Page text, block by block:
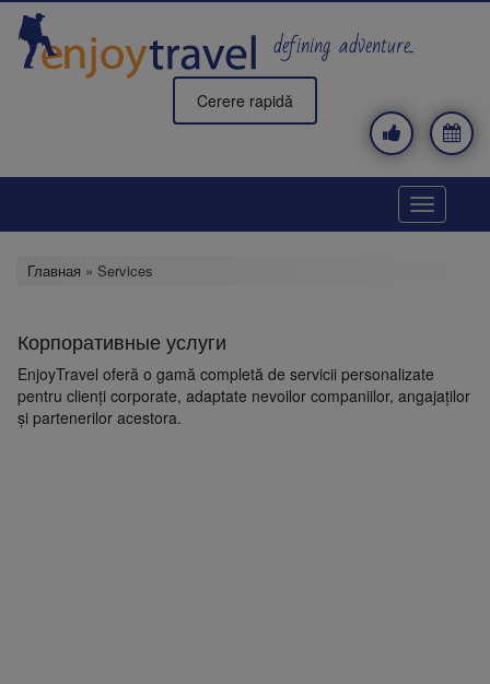
Перейти
основному
содержанию
defining adventure..
Cerere rapidă
Toggle
Главная » Services
Корпоративные услуги
EnjoyTravel oferă o gamă completă de servicii personalizate
pentru clienți corporate, adaptate nevoilor companiilor, angajaților
și partenerilor acestora.